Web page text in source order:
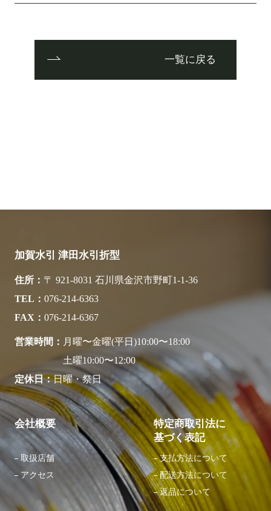
一覧に戻る
加賀水引 津田水引折型
住所
〒 921-8031 石川県金沢市野町1-1-36
TEL
076-214-6363
FAX
076-214-6367
営業時間
月曜〜金曜(平日)10:00〜18:00
土曜10:00〜12:00
定休日
日曜・祭日
会社概要
取扱店舗
アクセス
特定商取引法に
基づく表記
支払方法について
配送方法について
返品について